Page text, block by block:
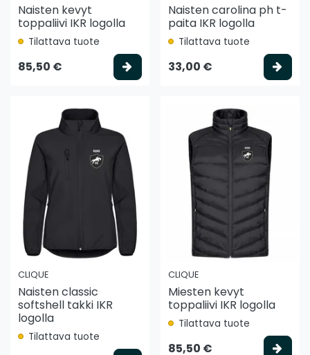
Naisten kevyt
toppaliivi IKR logolla
Tilattava tuote
85,50 € Valitse vaihtoehto
Naisten carolina ph t-
paita IKR logolla
Tilattava tuote
33,00 €
CLIQUE
Naisten classic
softshell takki IKR
logolla
Tilattava tuote
CLIQUE
Miesten kevyt
toppaliivi IKR logolla
Tilattava tuote
85,50 €